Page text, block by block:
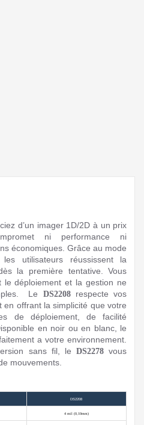
d’un imager 1D/2D à un prix
ni performance ni
économiques. Grâce au mode
les utilisateurs réussissent la
la première tentative. Vous
le déploiement et la gestion ne
Le DS2208respecte vos
offrant la simplicité que votre
de déploiement, de facilité
en noir ou en blanc, le
a votre environnement.
sans fil, leDS2278 vous
mouvements.
DS2208
4 mil (0,10mm)